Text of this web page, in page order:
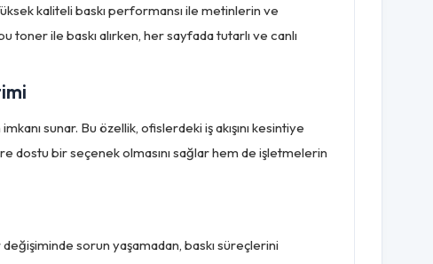
kaliteli baskı performansı ile metinlerin ve
ile baskı alırken, her sayfada tutarlı ve canlı
sunar. Bu özellik, ofislerdeki iş akışını kesintiye
dostu bir seçenek olmasını sağlar hem de işletmelerin
sorun yaşamadan, baskı süreçlerini